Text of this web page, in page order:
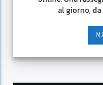
al giorno,